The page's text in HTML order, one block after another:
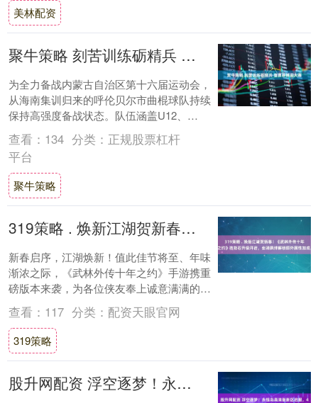
美林配资
聚牛策略 刻苦训练砺精兵 奋勇拼搏迎大赛
为全力备战内蒙古自治区第十六届运动会，
从海南集训归来的呼伦贝尔市曲棍球队持续
保持高强度备战状态。队伍涵盖U12、
U15、U18三个年龄段、男女组别依旧刻苦
训练，....
查看： 134 分类： 正规股票杠杆
平台
聚牛策略
319策略 . 焕新江湖贺新春！《武林外传十年之约》技能石升级开启，坐骑羁绊解锁额外属性加成。
新春启序，江湖焕新！值此佳节将至、年味
渐浓之际，《武林外传十年之约》手游携重
磅版本来袭，为各位侠友奉上诚意满满的更
新与玩法升级。本次更新不仅解锁【技能石
升级】【....
查看： 117 分类： 配资天眼官网
319策略
股升网配资 浮空逐梦！永恒岛高清版新区启服，4K双模式重温彩虹旧梦！